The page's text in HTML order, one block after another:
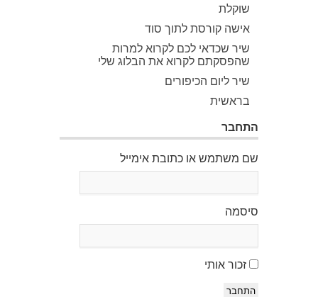
שוקלת
אישה קורסת לתוך סוד
שיר שכדאי לכם לקרוא למרות
שהפסקתם לקרוא את הבלוג שלי
שיר ליום הכיפורים
בראשית
התחבר
שם משתמש או כתובת אימייל
סיסמה
זכור אותי
התחבר